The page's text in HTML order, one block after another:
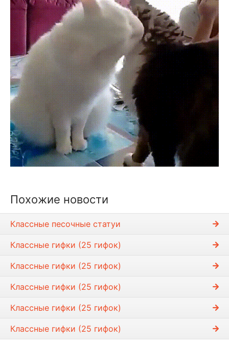
Похожие новости
Классные песочные статуи
Классные гифки (25 гифок)
Классные гифки (25 гифок)
Классные гифки (25 гифок)
Классные гифки (25 гифок)
Классные гифки (25 гифок)